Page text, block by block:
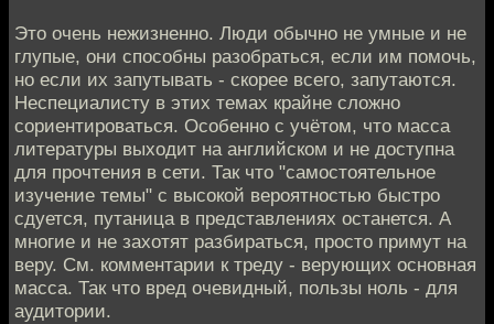
Это очень нежизненно. Люди обычно не умные и не
глупые, они способны разобраться, если им помочь,
но если их запутывать - скорее всего, запутаются.
Неспециалисту в этих темах крайне сложно
сориентироваться. Особенно с учётом, что масса
литературы выходит на английском и не доступна
для прочтения в сети. Так что "самостоятельное
изучение темы" с высокой вероятностью быстро
сдуется, путаница в представлениях останется. А
многие и не захотят разбираться, просто примут на
веру. См. комментарии к треду - верующих основная
масса. Так что вред очевидный, пользы ноль - для
аудитории.